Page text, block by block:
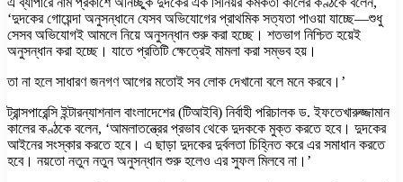
‘দুদকের গোয়েন্দা অনুসন্ধানে যেসব অভিযোগের প্রাথমিক সত্যতা পাওয়া যাচ্ছে—শুধু
সেসব অভিযোগই আমলে নিয়ে অনুসন্ধান শুরু করা হচ্ছে। শতভাগ নিশ্চিত হয়েই
অনুসন্ধান করা হচ্ছে। যাতে প্রতিটি ক্ষেত্রেই মামলা করা সম্ভব হয়।
তা না হলে সাধারণ জনগণ আগের মতোই সব লোক দেখানো বলে মনে করবে।’
ট্রান্সপারেন্সি ইন্টারন্যাশনাল বাংলাদেশের (টিআইবি) নির্বাহী পরিচালক ড. ইফতেখারুজ্জামান
কালের কণ্ঠকে বলেন, ‘আমলাতন্ত্রের প্রভাব থেকে দুদককে মুক্ত করতে হবে। দুদকের
আইনের সংস্কার করতে হবে। এ ছাড়া দুদকের দুর্বলতা চিহ্নিত করে এর সমাধান করতে
হবে। নয়তো নতুন নতুন অনুসন্ধান শুরু হলেও এর সুফল মিলবে না।’